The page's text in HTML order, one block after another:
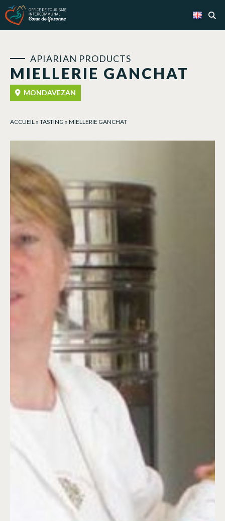
MIELLERIE GANCHAT
APIARIAN PRODUCTS
MONDAVEZAN
ACCUEIL » TASTING » MIELLERIE GANCHAT
Cookies management panel